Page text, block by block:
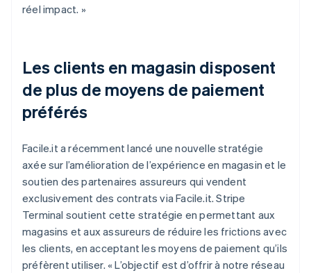
réel impact. »
Les clients en magasin disposent
de plus de moyens de paiement
préférés
Facile.it a récemment lancé une nouvelle stratégie
axée sur l’amélioration de l’expérience en magasin et le
soutien des partenaires assureurs qui vendent
exclusivement des contrats via Facile.it. Stripe
Terminal soutient cette stratégie en permettant aux
magasins et aux assureurs de réduire les frictions avec
les clients, en acceptant les moyens de paiement qu’ils
préfèrent utiliser. « L’objectif est d’offrir à notre réseau